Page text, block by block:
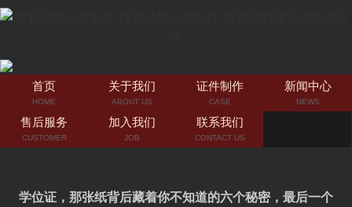
首页
HOME
关于我们
ABOUT US
证件制作
CASE
新闻中心
NEWS
售后服务
CUSTOMER
加入我们
JOB
联系我们
CONTACT US
学位证，那张纸背后藏着你不知道的六个秘密，最后一个